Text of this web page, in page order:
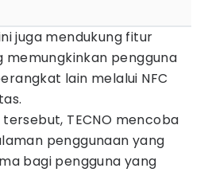
juga mendukung fitur
pengguna
lain melalui NFC
TECNO mencoba
penggunaan yang
bagi pengguna yang